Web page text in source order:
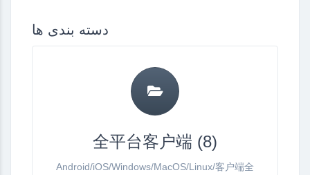
دسته بندی ها
全平台客户端 (8)
Android/iOS/Windows/MacOS/Linux/客户端全